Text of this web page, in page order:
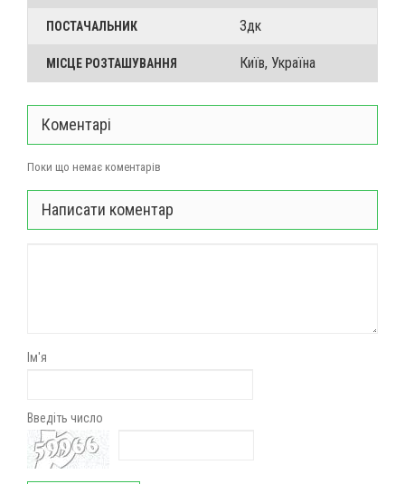
ПОСТАЧАЛЬНИК 3дк
МІСЦЕ РОЗТАШУВАННЯ Київ, Україна
Коментарі
Поки що немає коментарів
Написати коментар
Ім'я
Введіть число